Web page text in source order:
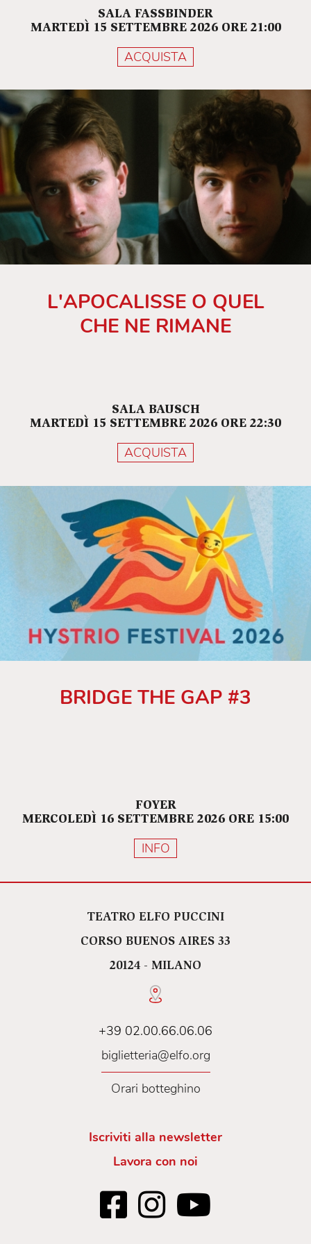
SALA FASSBINDER
MARTEDÌ 15 SETTEMBRE 2026 ORE 21:00
ACQUISTA
L'APOCALISSE O QUEL
CHE NE RIMANE
SALA BAUSCH
MARTEDÌ 15 SETTEMBRE 2026 ORE 22:30
ACQUISTA
BRIDGE THE GAP #3
FOYER
MERCOLEDÌ 16 SETTEMBRE 2026 ORE 15:00
INFO
TEATRO ELFO PUCCINI
CORSO BUENOS AIRES 33
20124 - MILANO
+39 02.00.66.06.06
biglietteria@elfo.org
Orari botteghino
Iscriviti alla newsletter
Lavora con noi